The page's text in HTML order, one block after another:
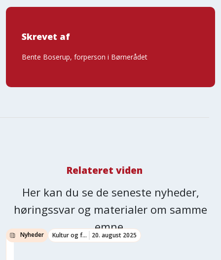
Skrevet af
Bente Boserup, forperson i Børnerådet
Relateret viden
Her kan du se de seneste nyheder,
høringssvar og materialer om samme
emne.
Nyheder Kultur og fritid 20. august 2025